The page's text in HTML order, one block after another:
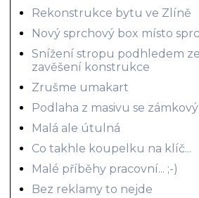
Rekonstrukce bytu ve Zlíně
Nový sprchový box místo
Snížení stropu podhledem
zavěšení konstrukce
Zrušme umakart
Podlaha z masivu se
Malá ale útulná
Co takhle koupelku na klíč...
Malé příběhy pracovní... ;-)
Bez reklamy to nejde